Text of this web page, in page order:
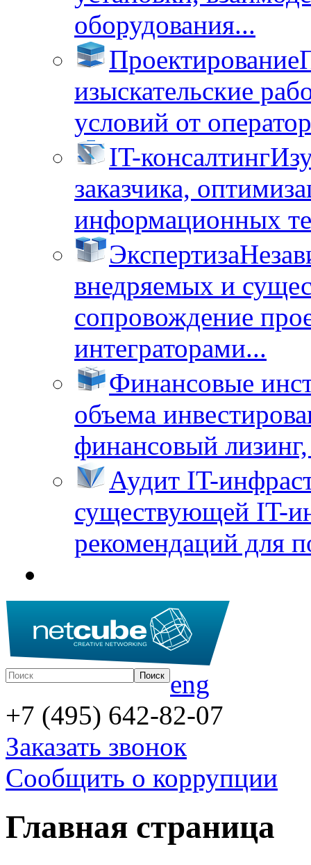
оборудования...
Проектирование
изыскательские
условий от
IT-консалтинг
заказчика,
информационных
Экспертиза
внедряемых и
сопровождение
интеграторами...
Финансовые
объема
финансовый
Аудит IT-
существующей IT-
рекомендаций для
eng
+7 (495) 642-82-07
Заказать звонок
Сообщить о коррупции
Главная страница